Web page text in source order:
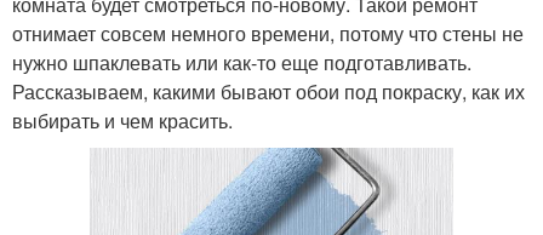
отнимает совсем немного времени, потому что стены не
нужно шпаклевать или как-то еще подготавливать.
Рассказываем, какими бывают обои под покраску, как их
выбирать и чем красить.